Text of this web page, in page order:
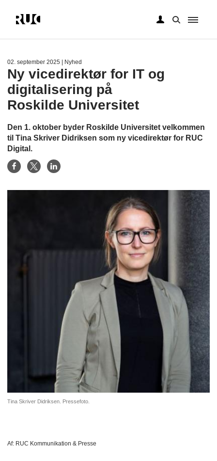
02. september 2025 | Nyhed
Ny vicedirektør for IT og
digitalisering på
Roskilde Universitet
Den 1. oktober byder Roskilde Universitet velkommen
til Tina Skriver Didriksen som ny vicedirektør for RUC
Digital.
Tina Skriver Didriksen. Pressefoto.
Af: RUC Kommunikation & Presse